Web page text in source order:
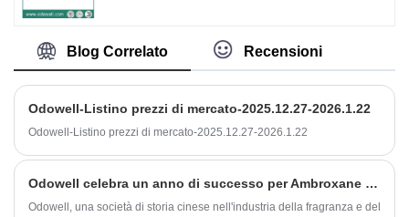
Blog Correlato Recensioni
Odowell-Listino prezzi di mercato-2025.12.27-2026.1.22
Odowell-Listino prezzi di mercato-2025.12.27-2026.1.22
Odowell celebra un anno di successo per Ambroxane (Ambrox)
Odowell, una società di storia cinese nell'industria della fragranza e del